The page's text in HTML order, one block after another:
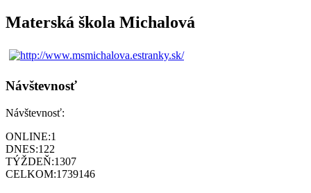
Materská škola Michalová
Návštevnosť
Návštevnosť:
ONLINE:1
DNES:122
TÝŽDEŇ:1307
CELKOM:1739146